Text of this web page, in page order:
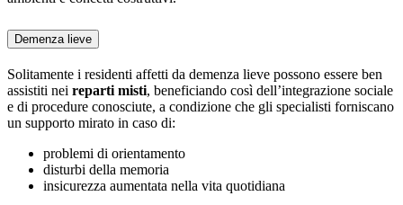
Demenza lieve
Solitamente i residenti affetti da demenza lieve possono essere ben
assistiti nei reparti misti, beneficiando così dell’integrazione sociale
e di procedure conosciute, a condizione che gli specialisti forniscano
un supporto mirato in caso di:
problemi di orientamento
disturbi della memoria
insicurezza aumentata nella vita quotidiana